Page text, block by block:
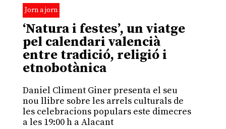
Jorn a jorn
‘Natura i festes’, un viatge
pel calendari valencià
entre tradició, religió i
etnobotànica
Daniel Climent Giner presenta el seu
nou llibre sobre les arrels culturals de
les celebracions populars este dimecres
a les 19:00 h a Alacant